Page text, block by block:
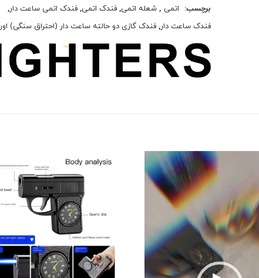
برچسب:
اتمی , شعله اتمی, فندک اتمی, فندک اتمی ساعت دار,
فندک ساعت دار, فندک گازی دو حالته ساعت دار (احتراق سنگی)